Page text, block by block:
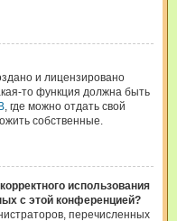
и лицензировано
то функция должна быть
, где можно отдать свой
собственные.
использования
с этой конференцией?
перечисленных